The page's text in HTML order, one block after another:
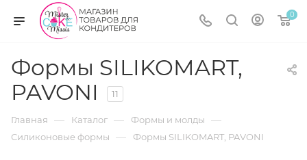
0
Формы SILIKOMART,
PAVONI
11
Главная — Каталог — Формы и молды —
Силиконовые формы — Формы SILIKOMART, PAVONI